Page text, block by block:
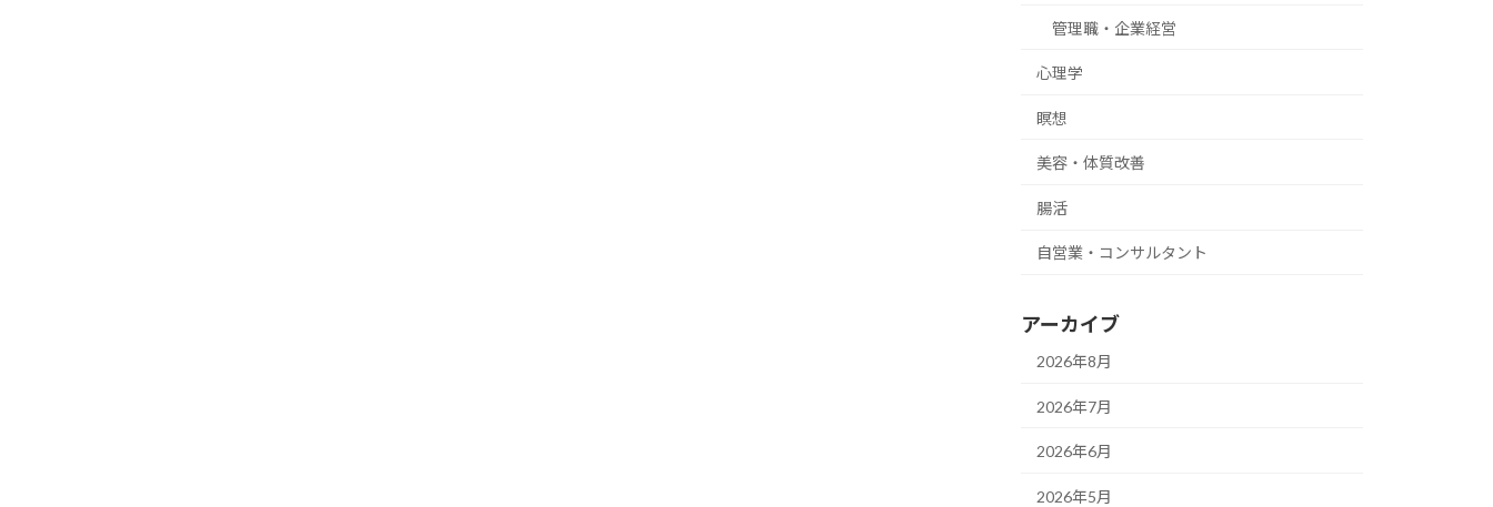
管理職・企業経営
心理学
瞑想
美容・体質改善
腸活
自営業・コンサルタント
アーカイブ
2026年8月
2026年7月
2026年6月
2026年5月